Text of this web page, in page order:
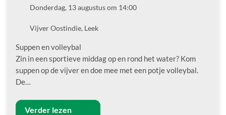
DatumDonderdag, 13 augustus om 14:00
LocatieVijver Oostindie, Leek
Suppen en volleybal
Zin in een sportieve middag op en rond het water? Kom
suppen op de vijver en doe mee met een potje volleybal.
De…
Verder lezen